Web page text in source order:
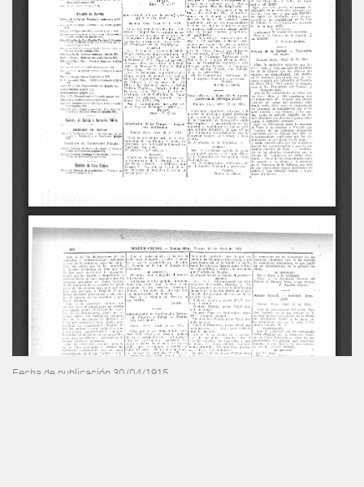
Fecha de publicación 30/04/1915